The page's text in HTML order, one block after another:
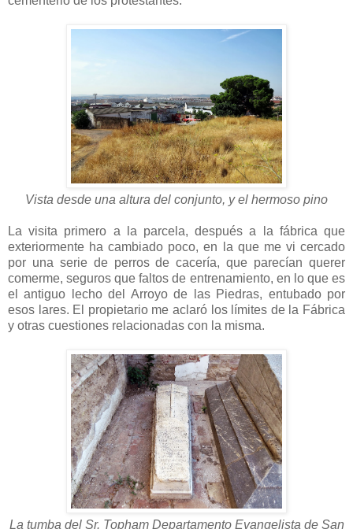
Vista desde una altura del conjunto, y el hermoso pino
La visita primero a la parcela, después a la fábrica que
exteriormente ha cambiado poco, en la que me vi cercado
por una serie de perros de cacería, que parecían querer
comerme, seguros que faltos de entrenamiento, en lo que es
el antiguo lecho del Arroyo de las Piedras, entubado por
esos lares. El propietario me aclaró los límites de la Fábrica
y otras cuestiones relacionadas con la misma.
La tumba del Sr. Topham Departamento Evangelista de San